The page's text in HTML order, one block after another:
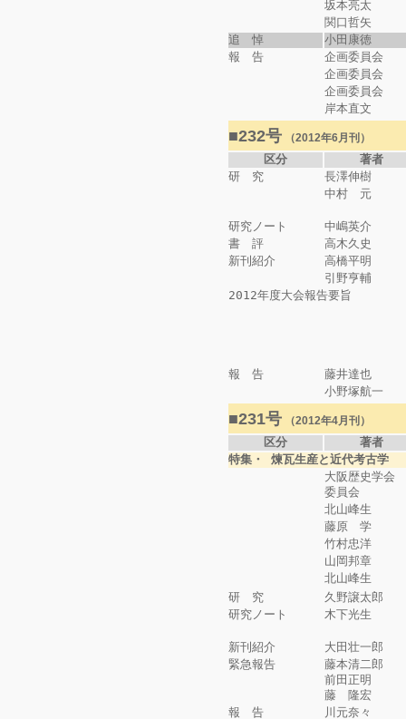
坂本亮太
関口哲矢
追 悼
小田康徳
報 告
企画委員会
企画委員会
企画委員会
岸本直文
■232号 （2012年6月刊）
区分
著者
研 究
長澤伸樹
中村 元
研究ノート
中嶋英介
書 評
高木久史
新刊紹介
高橋平明
引野亨輔
2012年度大会報告要旨
報 告
藤井達也
小野塚航一
■231号 （2012年4月刊）
区分
著者
特集・ 煉瓦生産と近代考古学
大阪歴史学会
委員会
北山峰生
藤原 学
竹村忠洋
山岡邦章
北山峰生
研 究
久野譲太郎
研究ノート
木下光生
新刊紹介
大田壮一郎
緊急報告
藤本清二郎
前田正明
藤 隆宏
報 告
川元奈々